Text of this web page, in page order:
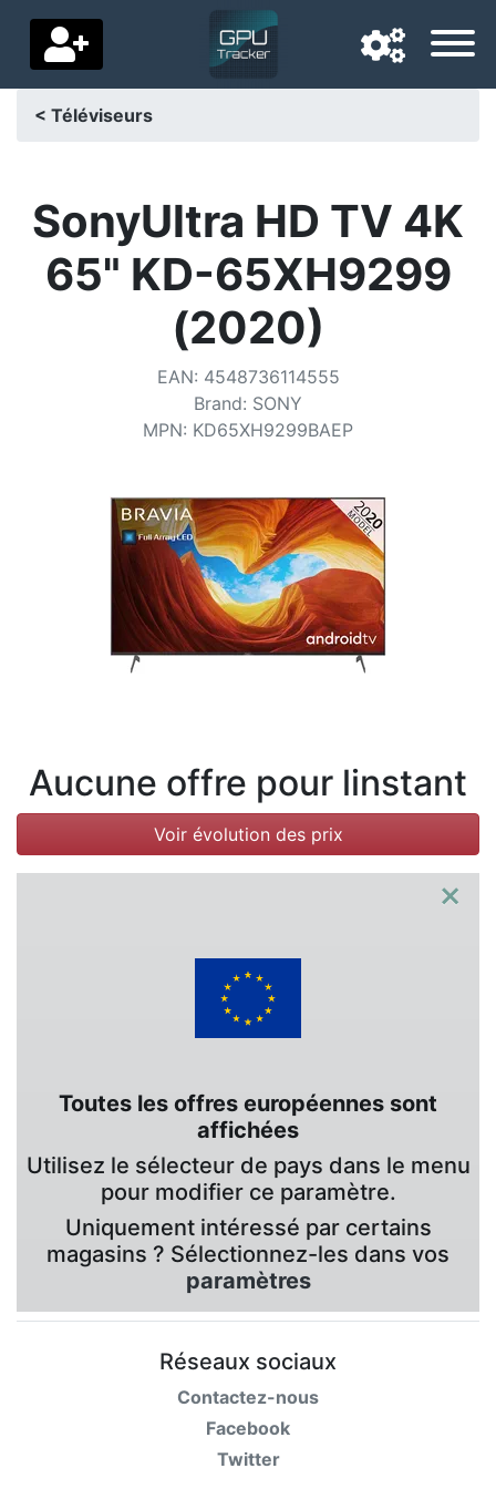
Pays de livraison
Accueil
Conditions
Catégories
< Téléviseurs
SonyUltra HD TV 4K
65" KD-65XH9299
(2020)
EAN: 4548736114555
Brand: SONY
MPN: KD65XH9299BAEP
Aucune offre pour linstant
Voir évolution des prix
×
Toutes les offres européennes sont
affichées
Utilisez le sélecteur de pays dans le menu
pour modifier ce paramètre.
Uniquement intéressé par certains
magasins ? Sélectionnez-les dans vos
paramètres
Réseaux sociaux
Contactez-nous
Facebook
Twitter